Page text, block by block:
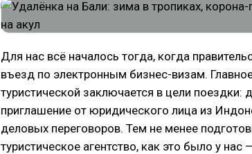
Для нас всё началось тогда, когда
въезд по электронным бизнес-визам.
туристической заключается в цели поездки:
приглашение от юридического лица из
деловых переговоров. Тем не менее
туристическое агентство, как это было у